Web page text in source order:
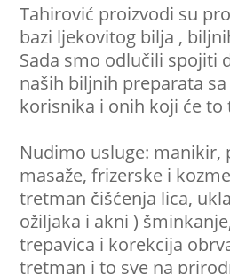
Tahirović proizvodi su
bazi ljekovitog bilja ,
Sada smo odlučili spojiti
naših biljnih preparata
korisnika i onih koji će to
Nudimo usluge: manikir,
masaže, frizerske i
tretman čišćenja lica,
ožiljaka i akni )
trepavica i korekcija
tretman i to sve na